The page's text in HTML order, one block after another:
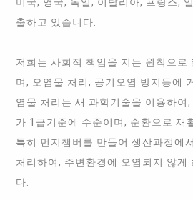
미국, 영국, 독일, 이탈리아, 프랑스,
출하고 있습니다.
저희는 사회적 책임을 지는 원칙으로
며, 오염물 처리, 공기오염 방지등에
염물 처리는 새 과학기술을 이용하여
가 1급기준에 수준이며, 순환으로 재
특히 먼지챔버를 만들어 생산과정에
처리하여, 주변환경에 오염되지 않게
다.